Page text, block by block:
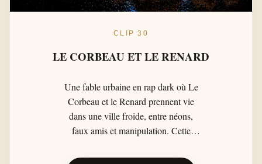
CLIP 30
LE CORBEAU ET LE RENARD
Une fable urbaine en rap dark où Le
Corbeau et le Renard prennent vie
dans une ville froide, entre néons,
faux amis et manipulation. Cette
Fontaine transforme la flatterie en